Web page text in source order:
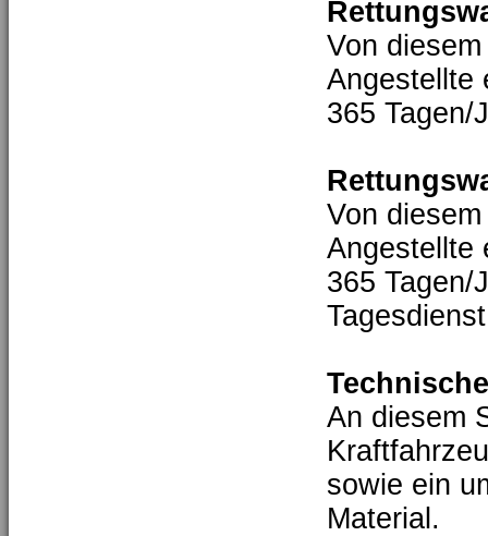
Von
Angestellte
365 Tagen/
Von
Angestellte
365 Tagen/
An diesem
sowie ein
Material.